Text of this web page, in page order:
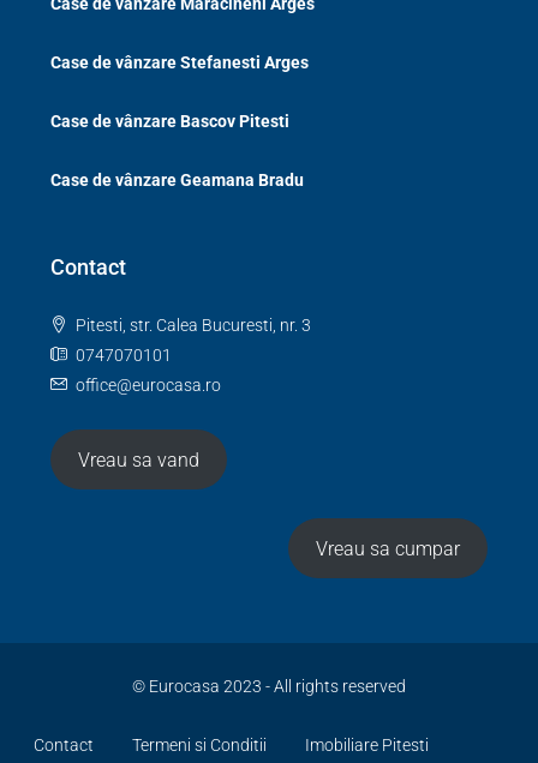
Case de vânzare Stefanesti Arges
Case de vânzare Bascov Pitesti
Case de vânzare Geamana Bradu
Contact
Pitesti, str. Calea Bucuresti, nr. 3
0747070101
office@eurocasa.ro
Vreau sa vand
Vreau sa cumpar
© Eurocasa 2023 - All rights reserved
Contact Termeni si Conditii Imobiliare Pitesti